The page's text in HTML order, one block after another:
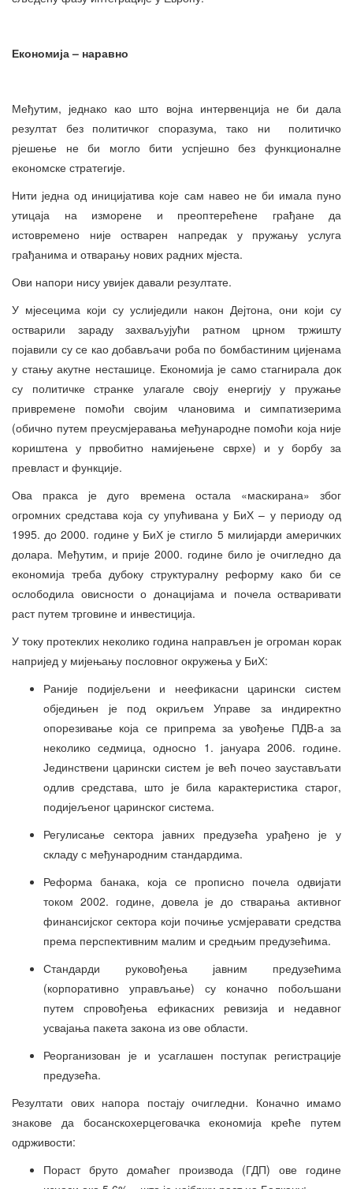
Економија – наравно
Међутим, једнако као што војна интервенција не би дала
резултат без политичког споразума, тако ни политичко
рјешење не би могло бити успјешно без функционалне
економске стратегије.
Нити једна од иницијатива које сам навео не би имала пуно
утицаја на изморене и преоптерећене грађане да
истовремено није остварен напредак у пружању услуга
грађанима и отварању нових радних мјеста.
Ови напори нису увијек давали резултате.
У мјесецима који су услиједили након Дејтона, они који су
остварили зараду захваљујући ратном црном тржишту
појавили су се као добављачи роба по бомбастиним цијенама
у стању акутне несташице. Економија је само стагнирала док
су политичке странке улагале своју енергију у пружање
привремене помоћи својим члановима и симпатизерима
(обично путем преусмјеравања међународне помоћи која није
кориштена у првобитно намијењене сврхе) и у борбу за
превласт и функције.
Ова пракса је дуго времена остала «маскирана» због
огромних средстава која су упућивана у БиХ – у периоду од
1995. до 2000. године у БиХ је стигло 5 милијарди америчких
долара. Међутим, и прије 2000. године било је очигледно да
економија треба дубоку структуралну реформу како би се
ослободила овисности о донацијама и почела остваривати
раст путем трговине и инвестиција.
У току протеклих неколико година направљен је огроман корак
напријед у мијењању пословног окружења у БиХ:
Раније подијељени и неефикасни царински систем
обједињен је под окриљем Управе за индиректно
опорезивање која се припрема за увођење ПДВ-а за
неколико седмица, односно 1. јануара 2006. године.
Јединствени царински систем је већ почео заустављати
одлив средстава, што је била карактеристика старог,
подијељеног царинског система.
Регулисање сектора јавних предузећа урађено је у
складу с међународним стандардима.
Реформа банака, која се прописно почела одвијати
током 2002. године, довела је до стварања активног
финансијског сектора који почиње усмјеравати средства
према перспективним малим и средњим предузећима.
Стандарди руковођења јавним предузећима
(корпоративно управљање) су коначно побољшани
путем спровођења ефикасних ревизија и недавног
усвајања пакета закона из ове области.
Реорганизован је и усаглашен поступак регистрације
предузећа.
Резултати ових напора постају очигледни. Коначно имамо
знакове да босанскохерцеговачка економија креће путем
одрживости:
Пораст бруто домаћег производа (ГДП) ове године